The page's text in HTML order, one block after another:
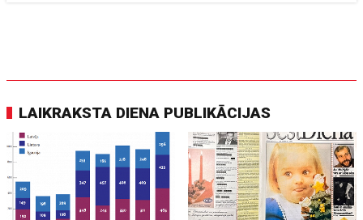
LAIKRAKSTA DIENA PUBLIKĀCIJAS